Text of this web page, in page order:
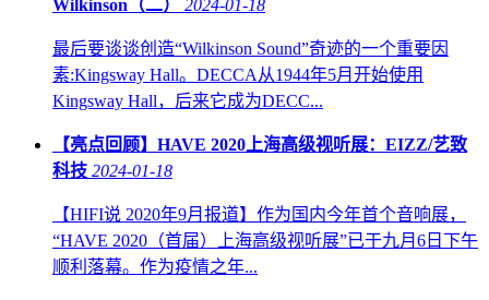
Wilkinson（二）
2024-01-18
最后要谈谈创造“Wilkinson Sound”奇迹的一个重要因
素:Kingsway Hall。DECCA从1944年5月开始使用
Kingsway Hall，后来它成为DECC...
【亮点回顾】HAVE 2020上海高级视听展：EIZZ/艺致
科技 2024-01-18
【HIFI说 2020年9月报道】作为国内今年首个音响展，
“HAVE 2020（首届）上海高级视听展”已于九月6日下午
顺利落幕。作为疫情之年...